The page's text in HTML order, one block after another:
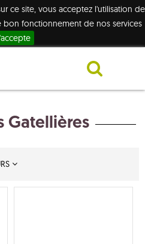
ce site, vous acceptez l'utilisation de
bon fonctionnement de nos services
Gatellières